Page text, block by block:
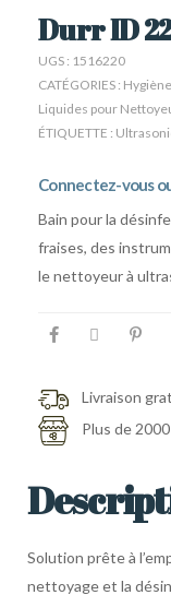
Durr ID
UGS : 1516220
CATÉGORIES :
Liquides pour
ÉTIQUETTE :
Connectez-vous
Bain pour la
fraises, des
le nettoyeur à
Livraison
Plus de
Solution prête à
nettoyage et la